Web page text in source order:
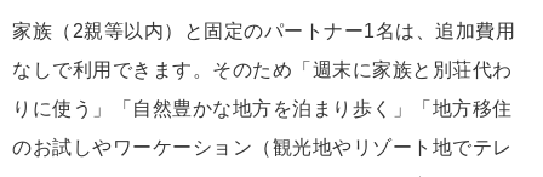
家族（2親等以内）と固定のパートナー1名は、追加費用
なしで利用できます。そのため「週末に家族と別荘代わ
りに使う」「自然豊かな地方を泊まり歩く」「地方移住
のお試しやワーケーション（観光地やリゾート地でテレ